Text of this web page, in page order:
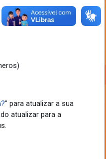
" para atualizar a sua
atualizar para a